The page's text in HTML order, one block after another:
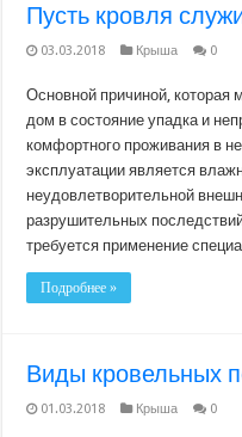
Пусть кровля
03.03.2018 Крыша 0
Основной причиной, которая
дом в состояние упадка и
комфортного проживания в
эксплуатации является
неудовлетворительной
разрушительных
требуется применение
Подробнее »
Виды кровельных
01.03.2018 Крыша 0